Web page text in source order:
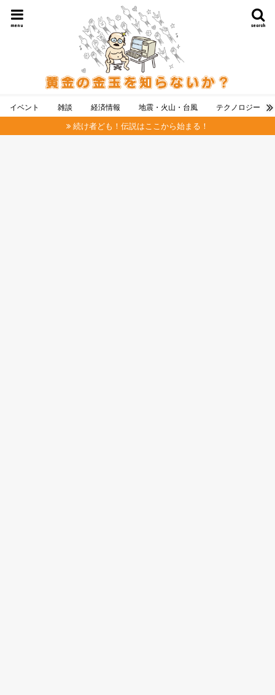
search
menu
イベント 雑談 経済情報 地震・火山・台風 テクノロジー
続け者ども！伝説はここから始まる！